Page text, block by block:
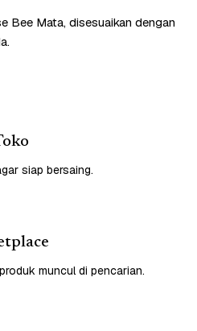
Bee Mata, disesuaikan dengan
siap bersaing.
muncul di pencarian.